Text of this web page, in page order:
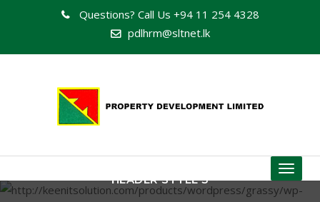
Questions? Call Us +94 11 254 4328
pdlhrm@sltnet.lk
Toggle
HEADER STYLE 3